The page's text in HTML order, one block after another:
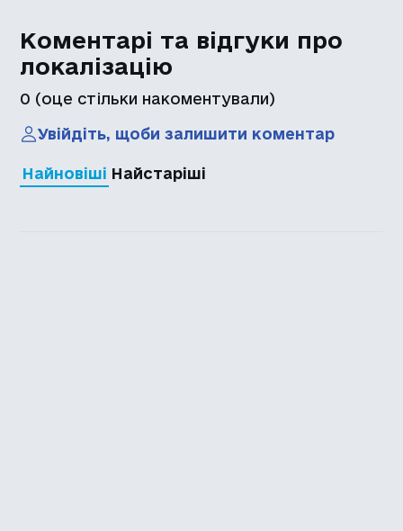
Коментарі та відгуки про
локалізацію
0 (оце стільки накоментували)
Увійдіть, щоби залишити коментар
Найновіші Найстаріші